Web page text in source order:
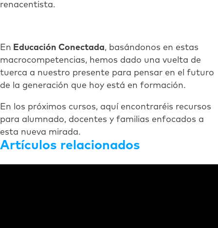
renacentista.
En Educación Conectada, basándonos en estas
macrocompetencias, hemos dado una vuelta de
tuerca a nuestro presente para pensar en el futuro
de la generación que hoy está en formación.
En los próximos cursos, aquí encontraréis recursos
para alumnado, docentes y familias enfocados a
esta nueva mirada.
Artículos relacionados